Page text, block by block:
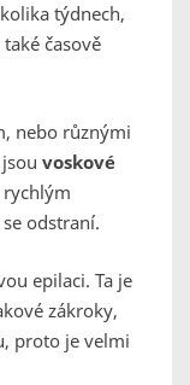
týdnech,
časově
nebo různými
voskové
rychlým
odstraní.
epilaci. Ta je
zákroky,
proto je velmi